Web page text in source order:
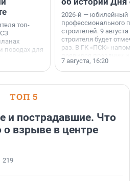
топ-
поводах для
2026-й — юбилейный
профессионального
строителей. 9 августа
строителя будет
раз. В ГК «ПСК»
поменялась роль
7 августа, 16:20
ТОП 5
и пострадавшие. Что
о взрыве в центре
219